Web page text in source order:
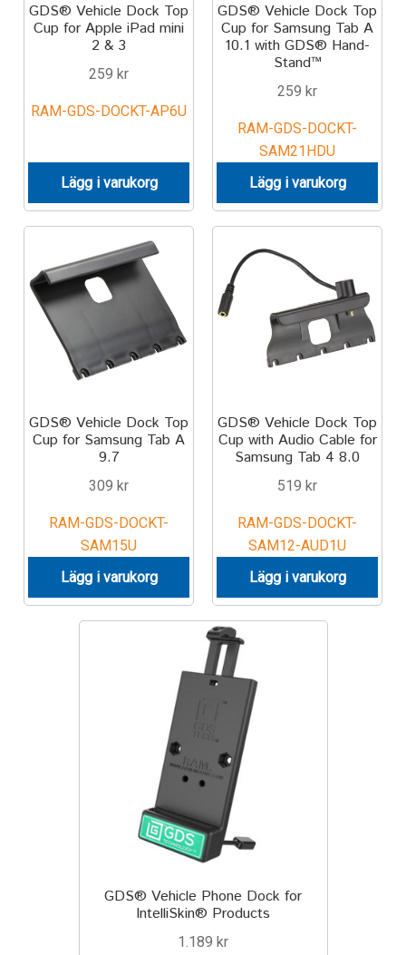
Quick-Grip
RAM ROD
RAM X-Grip
Produkter efter livsstil/aktivitet
FORDONSTYP
Aircraft
Bicycle
Dirt Bike
Kayak
Lift Truck
GDS® Vehicle Dock Top
Cup for Apple iPad mini
2 & 3
259 kr
RAM-GDS-DOCKT-AP6U
Lägg i varukorg
GDS® Vehicle Dock Top
Cup for Samsung Tab A
10.1 with GDS® Hand-
Stand™
259 kr
RAM-GDS-DOCKT-
SAM21HDU
Lägg i varukorg
GDS® Vehicle Dock Top
Cup for Samsung Tab A
9.7
309 kr
RAM-GDS-DOCKT-
SAM15U
Lägg i varukorg
GDS® Vehicle Dock Top
Cup with Audio Cable for
Samsung Tab 4 8.0
519 kr
RAM-GDS-DOCKT-
SAM12-AUD1U
Lägg i varukorg
GDS® Vehicle Phone Dock for
IntelliSkin® Products
1.189 kr